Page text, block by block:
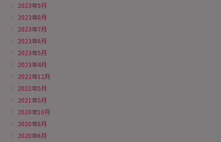
2023年9月
2023年8月
2023年7月
2023年6月
2023年5月
2023年4月
2022年12月
2022年5月
2021年5月
2020年10月
2020年8月
2020年6月